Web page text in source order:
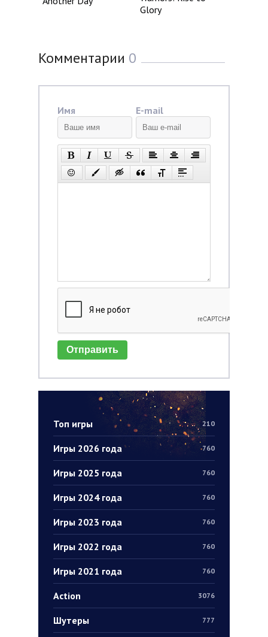
Топ игры 210
Игры 2026 года 760
Игры 2025 года 760
Игры 2024 года 760
Игры 2023 года 760
Игры 2022 года 760
Игры 2021 года 760
Action 3076
Шутеры 777
Glory
Комментарии 0
Имя E-mail
Отправить